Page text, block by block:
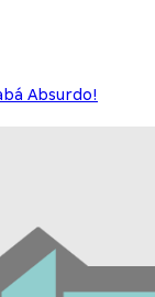
Absurdo!